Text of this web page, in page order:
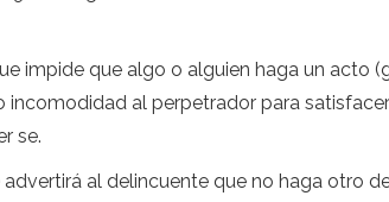
impide que algo o alguien haga un acto
al perpetrador para
se.
al delincuente que no haga otro